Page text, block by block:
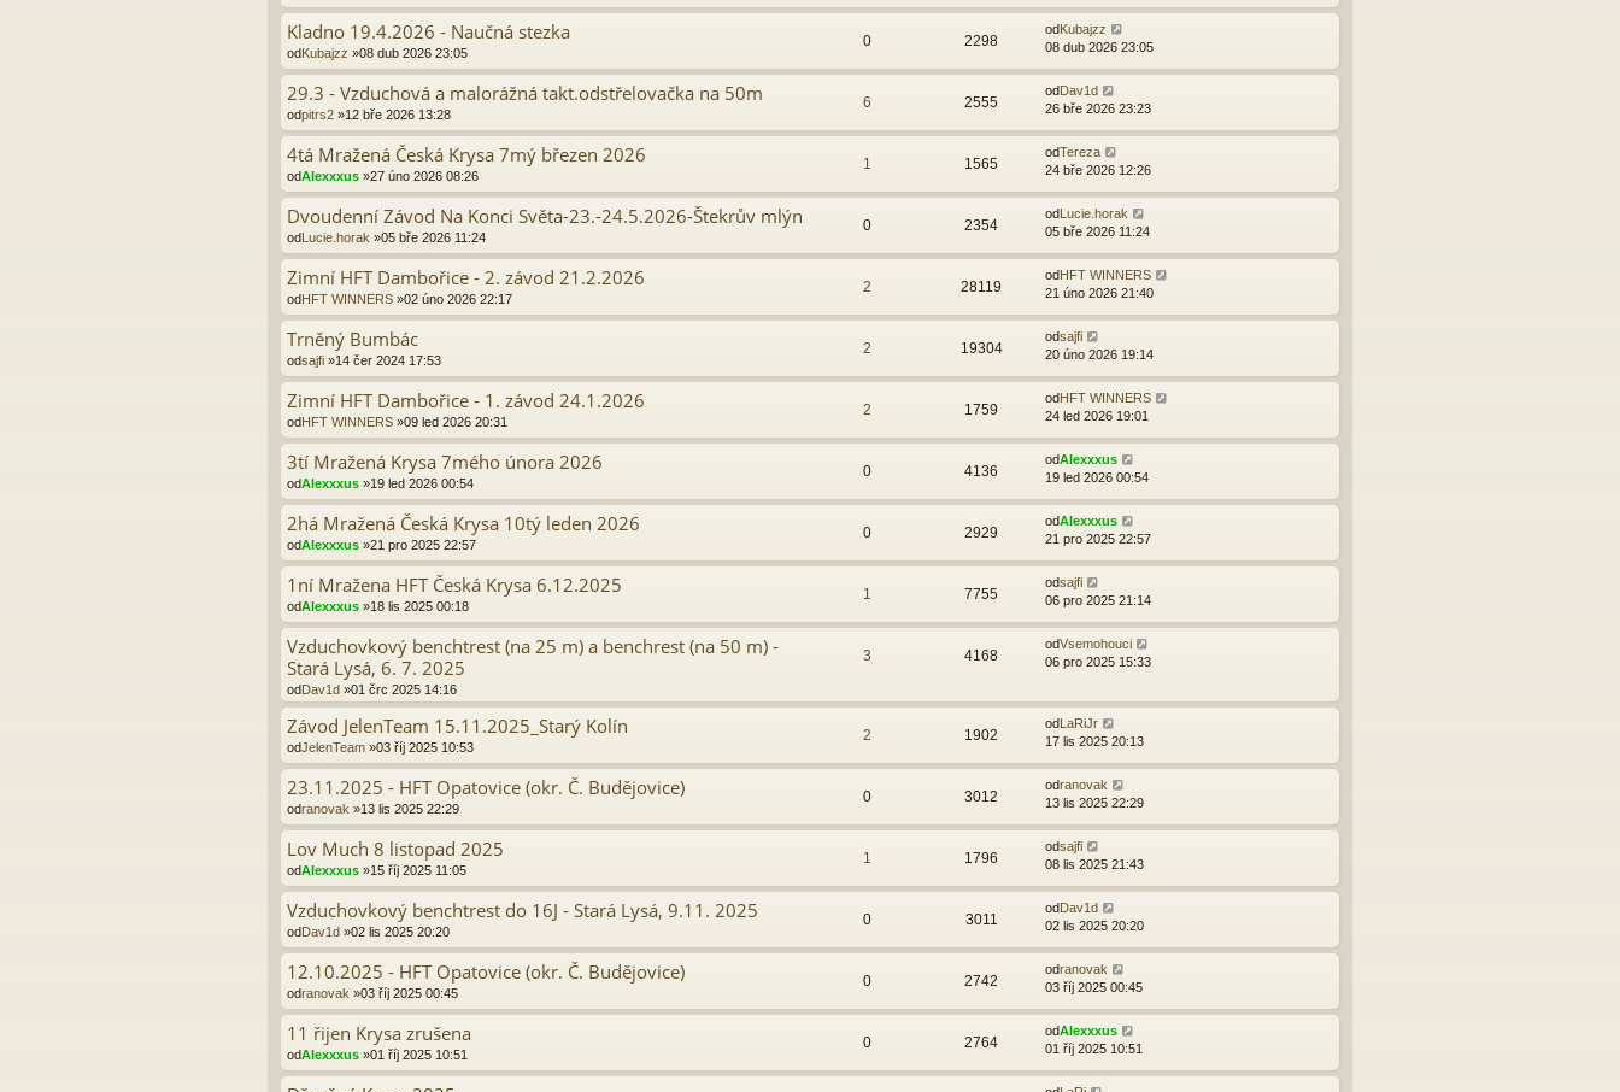
Kladno 19.4.2026 - Naučná stezka
odKubajzz »08 dub 2026 23:05
0 2298
odKubajzz
08 dub 2026 23:05
29.3 - Vzduchová a malorážná takt.odstřelovačka na 50m
odpitrs2 »12 bře 2026 13:28
6 2555
odDav1d
26 bře 2026 23:23
4tá Mražená Česká Krysa 7mý březen 2026
odAlexxxus »27 úno 2026 08:26
1 1565
odTereza
24 bře 2026 12:26
Dvoudenní Závod Na Konci Světa-23.-24.5.2026-Štekrův mlýn
odLucie.horak »05 bře 2026 11:24
0 2354
odLucie.horak
05 bře 2026 11:24
Zimní HFT Dambořice - 2. závod 21.2.2026
odHFT WINNERS »02 úno 2026 22:17
2 28119
odHFT WINNERS
21 úno 2026 21:40
Trněný Bumbác
odsajfi »14 čer 2024 17:53
2 19304
odsajfi
20 úno 2026 19:14
Zimní HFT Dambořice - 1. závod 24.1.2026
odHFT WINNERS »09 led 2026 20:31
2 1759
odHFT WINNERS
24 led 2026 19:01
3tí Mražená Krysa 7mého února 2026
odAlexxxus »19 led 2026 00:54
0 4136
odAlexxxus
19 led 2026 00:54
2há Mražená Česká Krysa 10tý leden 2026
odAlexxxus »21 pro 2025 22:57
0 2929
odAlexxxus
21 pro 2025 22:57
1ní Mražena HFT Česká Krysa 6.12.2025
odAlexxxus »18 lis 2025 00:18
1 7755
odsajfi
06 pro 2025 21:14
Vzduchovkový benchtrest (na 25 m) a benchrest (na 50 m) -
Stará Lysá, 6. 7. 2025
odDav1d »01 črc 2025 14:16
3 4168
odVsemohouci
06 pro 2025 15:33
Závod JelenTeam 15.11.2025_Starý Kolín
odJelenTeam »03 říj 2025 10:53
2 1902
odLaRiJr
17 lis 2025 20:13
23.11.2025 - HFT Opatovice (okr. Č. Budějovice)
odranovak »13 lis 2025 22:29
0 3012
odranovak
13 lis 2025 22:29
Lov Much 8 listopad 2025
odAlexxxus »15 říj 2025 11:05
1 1796
odsajfi
08 lis 2025 21:43
Vzduchovkový benchtrest do 16J - Stará Lysá, 9.11. 2025
odDav1d »02 lis 2025 20:20
0 3011
odDav1d
02 lis 2025 20:20
12.10.2025 - HFT Opatovice (okr. Č. Budějovice)
odranovak »03 říj 2025 00:45
0 2742
odranovak
03 říj 2025 00:45
11 řijen Krysa zrušena
odAlexxxus »01 říj 2025 10:51
0 2764
odAlexxxus
01 říj 2025 10:51